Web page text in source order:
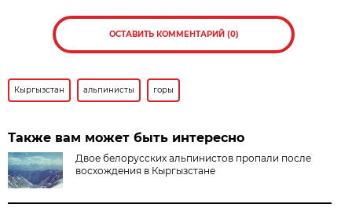
ОСТАВИТЬ КОММЕНТАРИЙ (0)
Кыргызстан альпинисты горы
Также вам может быть интересно
Двое белорусских альпинистов пропали после
восхождения в Кыргызстане